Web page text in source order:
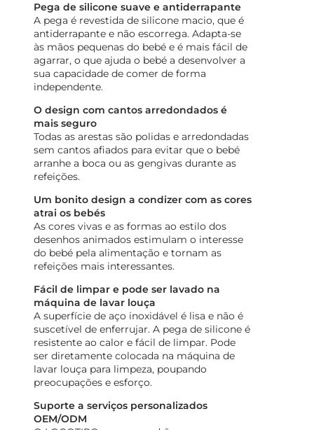
Pega de silicone suave e antiderrapante
A pega é revestida de silicone macio, que é
antiderrapante e não escorrega. Adapta-se
às mãos pequenas do bebé e é mais fácil de
agarrar, o que ajuda o bebé a desenvolver a
sua capacidade de comer de forma
independente.
O design com cantos arredondados é
mais seguro
Todas as arestas são polidas e arredondadas
sem cantos afiados para evitar que o bebé
arranhe a boca ou as gengivas durante as
refeições.
Um bonito design a condizer com as cores
atrai os bebés
As cores vivas e as formas ao estilo dos
desenhos animados estimulam o interesse
do bebé pela alimentação e tornam as
refeições mais interessantes.
Fácil de limpar e pode ser lavado na
máquina de lavar louça
A superfície de aço inoxidável é lisa e não é
suscetível de enferrujar. A pega de silicone é
resistente ao calor e fácil de limpar. Pode
ser diretamente colocada na máquina de
lavar louça para limpeza, poupando
preocupações e esforço.
Suporte a serviços personalizados
OEM/ODM